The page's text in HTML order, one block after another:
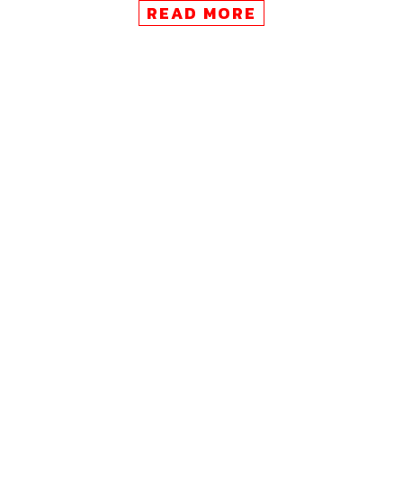
ทุเรียนไทยสู้ศึกรอบด้าน ต้นทุนแพงขึ้น-โดนสวมสิทธิ์
READ MORE